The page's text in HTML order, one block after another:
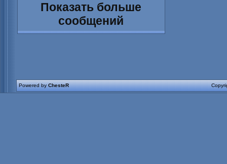
Показать больше
сообщений
Powered byChesteR